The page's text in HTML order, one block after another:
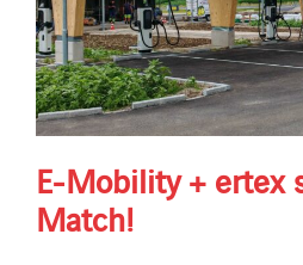
E-Mobility + ertex
Match!